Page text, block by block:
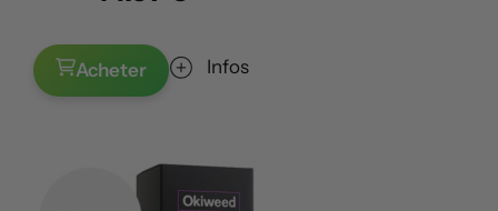
Acheter Infos